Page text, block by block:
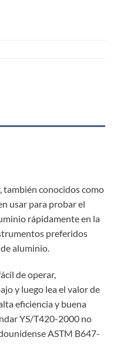
también conocidos como
usar para probar el
rápidamente en la
preferidos
aluminio.
de operar,
y luego lea el valor de
eficiencia y buena
YS/T420-2000 no
ASTM B647-